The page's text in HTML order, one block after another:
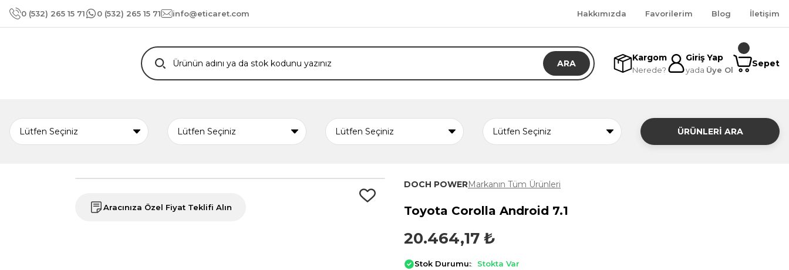
0 (532) 265 15 71 0 (532) 265 15 71 info@eticaret.com Hakkımızda Favorilerim Blog İletişim
ARA
Kargom
Nerede?
Giriş Yap
yada Üye Ol
Sepet
ÜRÜNLERİ ARA
Aracınıza Özel Fiyat Teklifi Alın
DOCH POWERMarkanın Tüm Ürünleri
Toyota Corolla Android 7.1
20.464,17 ₺
Stok Durumu: Stokta Var